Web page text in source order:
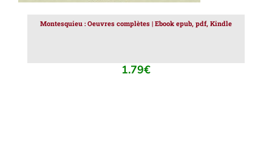
Montesquieu : Oeuvres complètes | Ebook epub, pdf, Kindle
1.79€